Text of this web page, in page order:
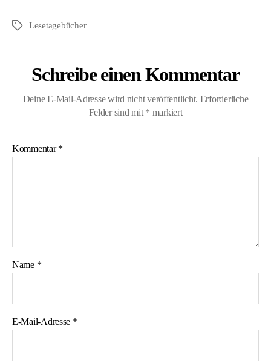
Schlagwörter
Lesetagebücher
Schreibe einen Kommentar
Deine E-Mail-Adresse wird nicht veröffentlicht. Erforderliche
Felder sind mit * markiert
Kommentar*
Name *
E-Mail-Adresse *